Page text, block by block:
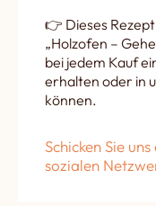
👉 Dieses
„Holzofen –
bei jedem Kauf
erhalten oder in
können.
Schicken Sie
sozialen